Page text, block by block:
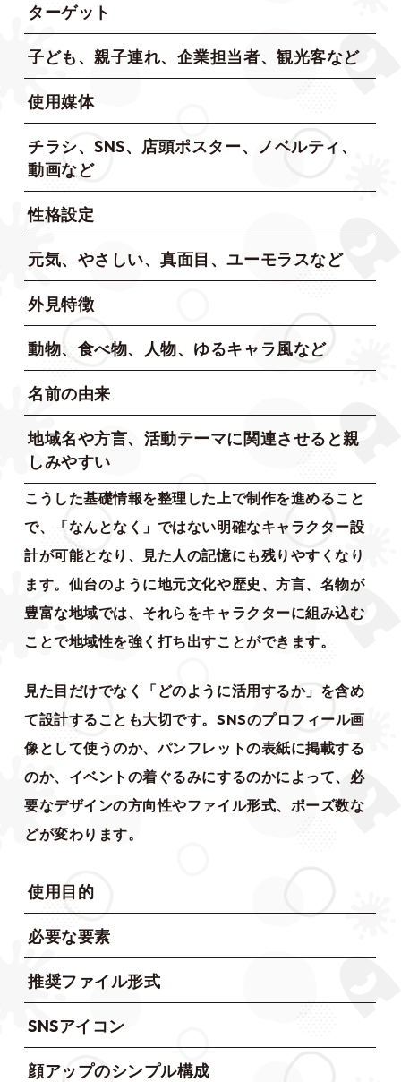
ターゲット
子ども、親子連れ、企業担当者、観光客など
使用媒体
チラシ、SNS、店頭ポスター、ノベルティ、
動画など
性格設定
元気、やさしい、真面目、ユーモラスなど
外見特徴
動物、食べ物、人物、ゆるキャラ風など
名前の由来
地域名や方言、活動テーマに関連させると親
しみやすい
こうした基礎情報を整理した上で制作を進めること
で、「なんとなく」ではない明確なキャラクター設
計が可能となり、見た人の記憶にも残りやすくなり
ます。仙台のように地元文化や歴史、方言、名物が
豊富な地域では、それらをキャラクターに組み込む
ことで地域性を強く打ち出すことができます。
見た目だけでなく「どのように活用するか」を含め
て設計することも大切です。SNSのプロフィール画
像として使うのか、パンフレットの表紙に掲載する
のか、イベントの着ぐるみにするのかによって、必
要なデザインの方向性やファイル形式、ポーズ数な
どが変わります。
使用目的
必要な要素
推奨ファイル形式
SNSアイコン
顔アップのシンプル構成